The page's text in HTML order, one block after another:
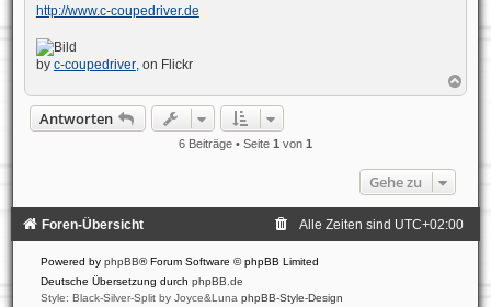
http://www.c-coupedriver.de
by c-coupedriver, on Flickr
a
Antworten
6 Beiträge • Seite 1 von 1
Gehe zu
Foren-Übersicht Alle Zeiten sind UTC+02:00
Powered by phpBB® Forum Software © phpBB Limited
Deutsche Übersetzung durch phpBB.de
Style: Black-Silver-Split by Joyce&Luna phpBB-Style-Design